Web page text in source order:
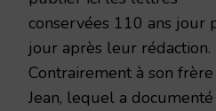
conservées 110 ans jour
jour après leur rédaction.
Contrairement à son frère
Jean, lequel a documenté